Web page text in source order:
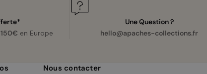
150€ en Europe
Une Question ?
hello@apaches-collections.fr
Nous contacter